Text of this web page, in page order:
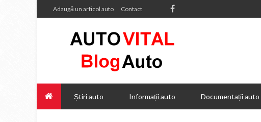
Adaugă un articol auto Contact
Știri auto Informații auto Documentații auto